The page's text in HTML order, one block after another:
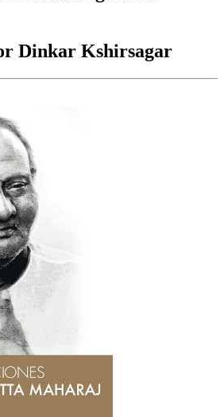
Dinkar Kshirsagar